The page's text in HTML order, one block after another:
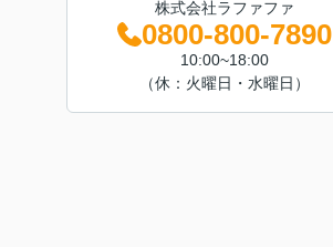
株式会社ラファファ
0800-800-7890
10:00~18:00
（休：火曜日・水曜日）